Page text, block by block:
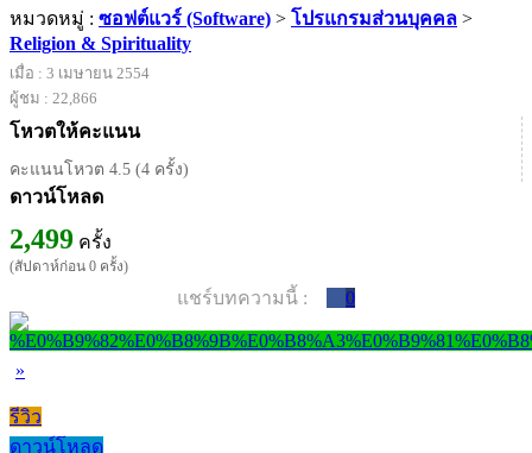
หมวดหมู่ : ซอฟต์แวร์ (Software) > โปรแกรมส่วนบุคคล >
Religion & Spirituality
เมื่อ : 3 เมษายน 2554
ผู้ชม : 22,866
โหวตให้คะแนน
คะแนนโหวต 4.5 (4 ครั้ง)
ดาวน์โหลด
2,499 ครั้ง
(สัปดาห์ก่อน 0 ครั้ง)
แชร์บทความนี้ : 0
»
รีวิว
ดาวน์โหลด